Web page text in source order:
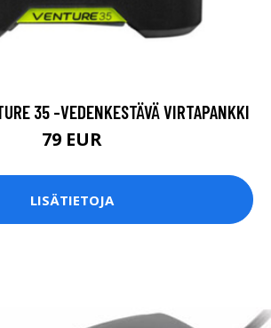
35 -VEDENKESTÄVÄ VIRTAPANKKI
79 EUR
LISÄTIETOJA